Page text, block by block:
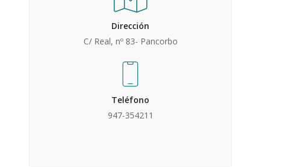
Dirección
C/ Real, nº 83- Pancorbo
Teléfono
947-354211